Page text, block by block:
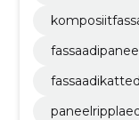
fassaadikatted